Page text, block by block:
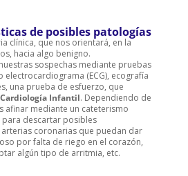
de posibles patologías
clínica, que nos orientará, en la
hacia algo benigno.
sospechas mediante pruebas
(ECG), ecografía
una prueba de esfuerzo, que
Cardiología Infantil. Dependiendo de
afinar mediante un cateterismo
descartar posibles
coronarias que puedan dar
por falta de riego en el corazón,
algún tipo de arritmia, etc.